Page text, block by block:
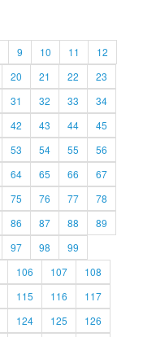
9 10 11
12
20 21 22
23
31 32 33
34
42 43 44
45
53 54 55
56
64 65 66
67
75 76 77
78
86 87 88
89
97 98
99
106 107
108
115 116
117
124 125
126